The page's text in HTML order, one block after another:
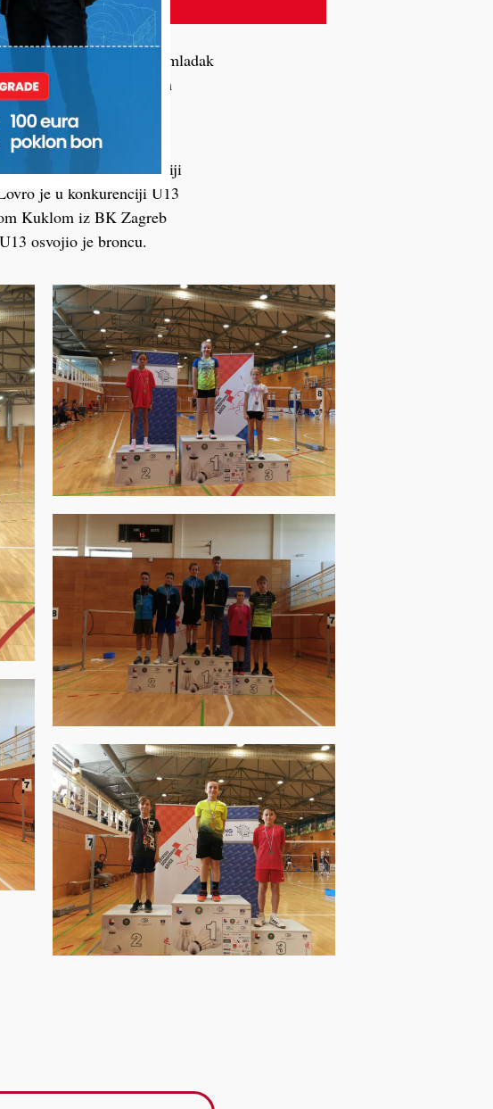
u badmintonu za podmladak
se kući s osvojenih osam
zlatnu medalju.
Lovro Matovina u
Kos u istoj konkurenciji
je u konkurenciji U13
Kuklom iz BK Zagreb
osvojio je broncu.